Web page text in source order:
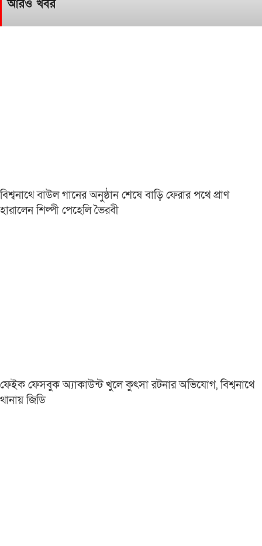
আরও খবর
বিশ্বনাথে বাউল গানের অনুষ্ঠান শেষে বাড়ি ফেরার পথে প্রাণ
হারালেন শিল্পী পেহেলি ভৈরবী
ফেইক ফেসবুক অ্যাকাউন্ট খুলে কুৎসা রটনার অভিযোগ, বিশ্বনাথে
থানায় জিডি